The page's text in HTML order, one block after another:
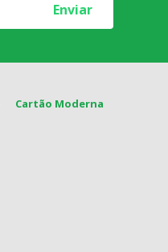
Enviar
Cartão Moderna